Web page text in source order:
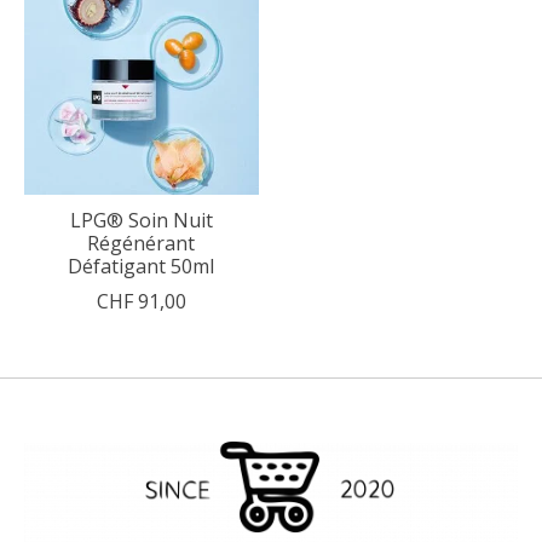
LPG® Soin Nuit
Régénérant
Défatigant 50ml
CHF 91,00